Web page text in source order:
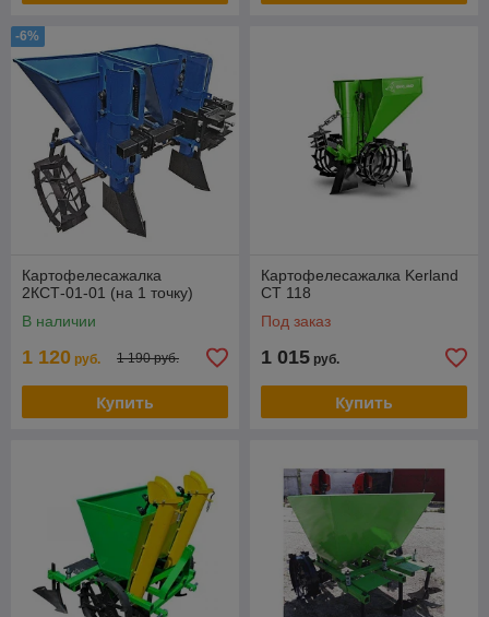
-6%
Картофелесажалка
2КСТ-01-01 (на 1 точку)
В наличии
1 120 руб. 1 190 руб.
Купить
Картофелесажалка Kerland
СТ 118
Под заказ
1 015 руб.
Купить